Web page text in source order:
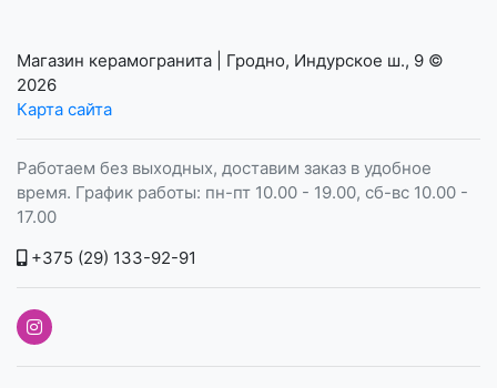
Магазин керамогранита | Гродно, Индурское ш., 9 ©
2026
Карта сайта
Работаем без выходных, доставим заказ в удобное
время. График работы: пн-пт 10.00 - 19.00, сб-вс 10.00 -
17.00
+375 (29) 133-92-91